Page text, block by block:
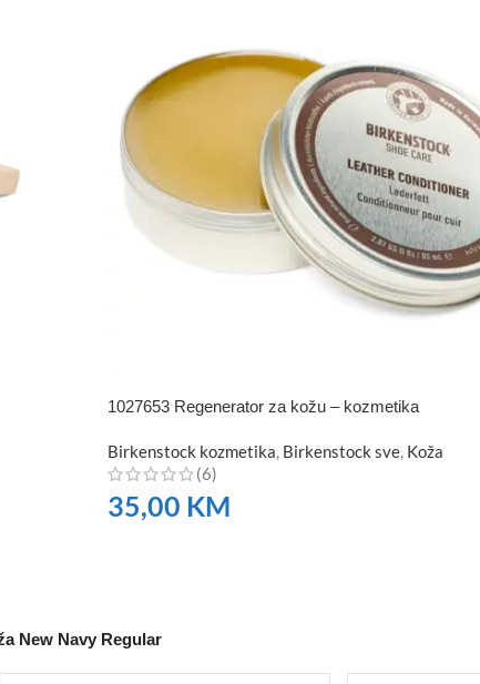
1027653 Regenerator za kožu – kozmetika
Birkenstock kozmetika, Birkenstock sve, Koža
(6)
35,00 KM
New Navy Regular